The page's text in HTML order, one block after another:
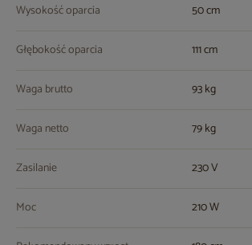
Wysokość oparcia 50 cm
Głębokość oparcia 111 cm
Waga brutto 93 kg
Waga netto 79 kg
Zasilanie 230 V
Moc 210 W